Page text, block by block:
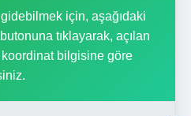
için, aşağıdaki
tıklayarak, açılan
bilgisine göre